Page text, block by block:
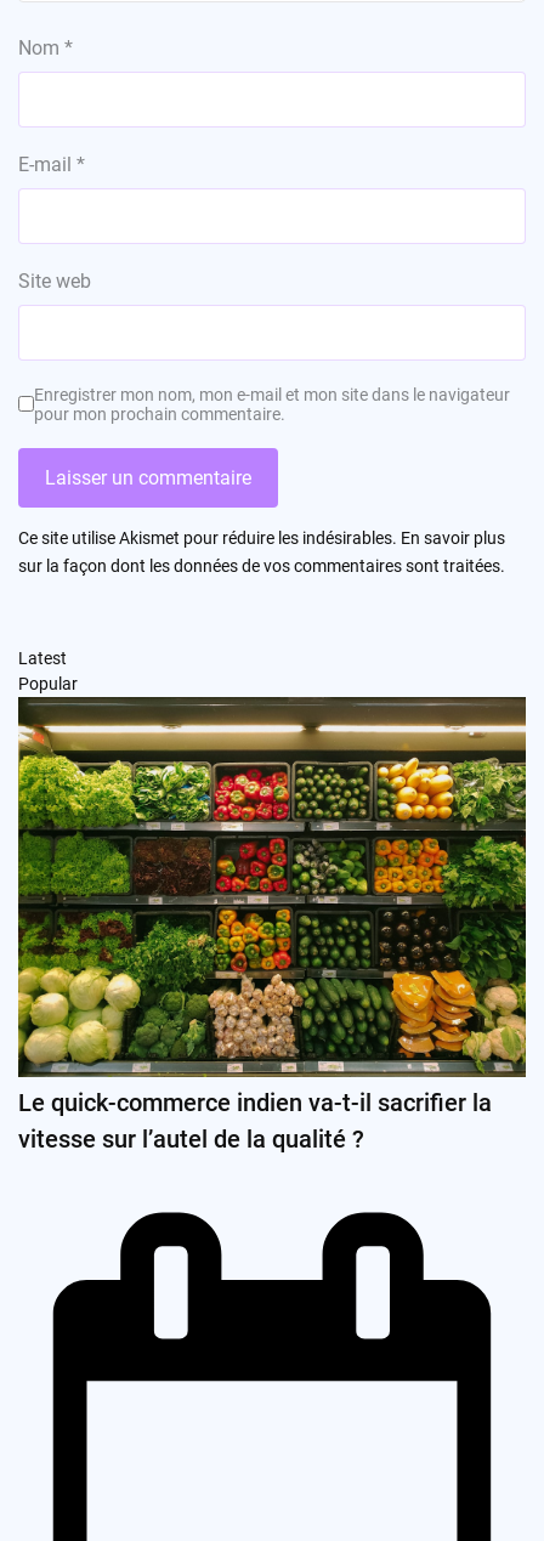
Nom *
E-mail *
Site web
Enregistrer mon nom, mon e-mail et mon site dans le navigateur
pour mon prochain commentaire.
Ce site utilise Akismet pour réduire les indésirables. En savoir plus
sur la façon dont les données de vos commentaires sont traitées.
Latest
Popular
Le quick-commerce indien va-t-il sacrifier la
vitesse sur l’autel de la qualité ?